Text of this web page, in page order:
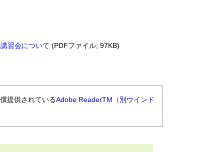
習会について (PDFファイル; 97KB)
提供されているAdobe ReaderTM（別ウインド